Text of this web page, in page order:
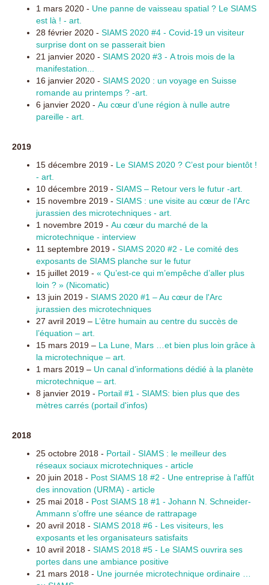
1 mars 2020 - Une panne de vaisseau spatial ? Le SIAMS
est là ! - art.
28 février 2020 - SIAMS 2020 #4 - Covid-19 un visiteur
surprise dont on se passerait bien
21 janvier 2020 - SIAMS 2020 #3 - A trois mois de la
manifestation...
16 janvier 2020 - SIAMS 2020 : un voyage en Suisse
romande au printemps ? -art.
6 janvier 2020 - Au cœur d’une région à nulle autre
pareille - art.
2019
15 décembre 2019 - Le SIAMS 2020 ? C’est pour bientôt !
- art.
10 décembre 2019 - SIAMS – Retour vers le futur -art.
15 novembre 2019 - SIAMS : une visite au cœur de l’Arc
jurassien des microtechniques - art.
1 novembre 2019 - Au cœur du marché de la
microtechnique - interview
11 septembre 2019 - SIAMS 2020 #2 - Le comité des
exposants de SIAMS planche sur le futur
15 juillet 2019 - « Qu’est-ce qui m’empêche d’aller plus
loin ? » (Nicomatic)
13 juin 2019 - SIAMS 2020 #1 – Au cœur de l'Arc
jurassien des microtechniques
27 avril 2019 – L’être humain au centre du succès de
l’équation – art.
15 mars 2019 – La Lune, Mars …et bien plus loin grâce à
la microtechnique – art.
1 mars 2019 – Un canal d’informations dédié à la planète
microtechnique – art.
8 janvier 2019 - Portail #1 - SIAMS: bien plus que des
mètres carrés (portail d'infos)
2018
25 octobre 2018 - Portail - SIAMS : le meilleur des
réseaux sociaux microtechniques - article
20 juin 2018 - Post SIAMS 18 #2 - Une entreprise à l'affût
des innovation (URMA) - article
25 mai 2018 - Post SIAMS 18 #1 - Johann N. Schneider-
Ammann s’offre une séance de rattrapage
20 avril 2018 - SIAMS 2018 #6 - Les visiteurs, les
exposants et les organisateurs satisfaits
10 avril 2018 - SIAMS 2018 #5 - Le SIAMS ouvrira ses
portes dans une ambiance positive
21 mars 2018 - Une journée microtechnique ordinaire …